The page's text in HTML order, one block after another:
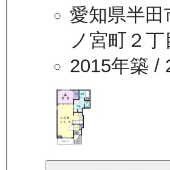
愛知県半田
ノ宮町２丁
2015年築 /